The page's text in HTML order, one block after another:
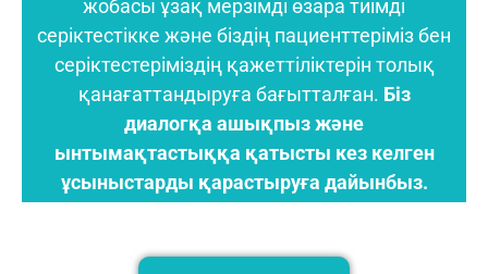
жобасы ұзақ мерзімді өзара тиімді
серіктестікке және біздің пациенттеріміз бен
серіктестеріміздің қажеттіліктерін толық
қанағаттандыруға бағытталған. Біз
диалогқа ашықпыз және
ынтымақтастыққа қатысты кез келген
ұсыныстарды қарастыруға дайынбыз.